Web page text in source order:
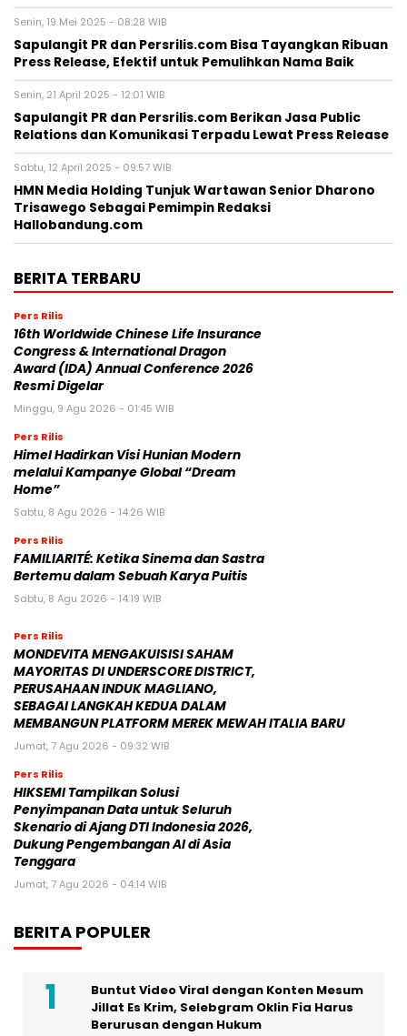
Senin, 19 Mei 2025 - 08:28 WIB
Sapulangit PR dan Persrilis.com Bisa Tayangkan Ribuan
Press Release, Efektif untuk Pemulihkan Nama Baik
Senin, 21 April 2025 - 12:01 WIB
Sapulangit PR dan Persrilis.com Berikan Jasa Public
Relations dan Komunikasi Terpadu Lewat Press Release
Sabtu, 12 April 2025 - 09:57 WIB
HMN Media Holding Tunjuk Wartawan Senior Dharono
Trisawego Sebagai Pemimpin Redaksi
Hallobandung.com
BERITA TERBARU
Pers Rilis
16th Worldwide Chinese Life Insurance
Congress & International Dragon
Award (IDA) Annual Conference 2026
Resmi Digelar
Minggu, 9 Agu 2026 - 01:45 WIB
Pers Rilis
Himel Hadirkan Visi Hunian Modern
melalui Kampanye Global “Dream
Home”
Sabtu, 8 Agu 2026 - 14:26 WIB
Pers Rilis
FAMILIARITÉ: Ketika Sinema dan Sastra
Bertemu dalam Sebuah Karya Puitis
Sabtu, 8 Agu 2026 - 14:19 WIB
Pers Rilis
MONDEVITA MENGAKUISISI SAHAM
MAYORITAS DI UNDERSCORE DISTRICT,
PERUSAHAAN INDUK MAGLIANO,
SEBAGAI LANGKAH KEDUA DALAM
MEMBANGUN PLATFORM MEREK MEWAH ITALIA BARU
Jumat, 7 Agu 2026 - 09:32 WIB
Pers Rilis
HIKSEMI Tampilkan Solusi
Penyimpanan Data untuk Seluruh
Skenario di Ajang DTI Indonesia 2026,
Dukung Pengembangan AI di Asia
Tenggara
Jumat, 7 Agu 2026 - 04:14 WIB
BERITA POPULER
Buntut Video Viral dengan Konten Mesum
Jillat Es Krim, Selebgram Oklin Fia Harus
Berurusan dengan Hukum